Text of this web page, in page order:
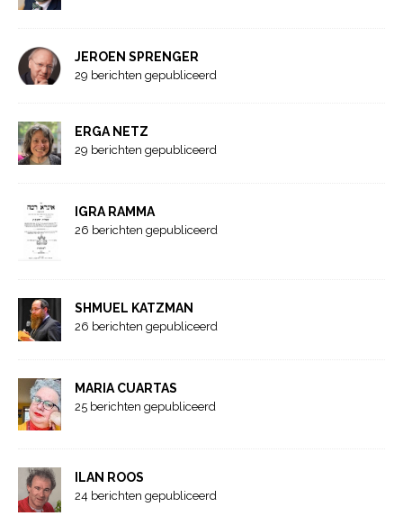
JEROEN SPRENGER
29 berichten gepubliceerd
ERGA NETZ
29 berichten gepubliceerd
IGRA RAMMA
26 berichten gepubliceerd
SHMUEL KATZMAN
26 berichten gepubliceerd
MARIA CUARTAS
25 berichten gepubliceerd
ILAN ROOS
24 berichten gepubliceerd